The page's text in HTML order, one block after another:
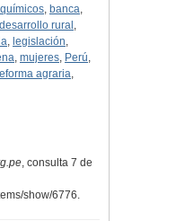
, banca,
desarrollo rural ,
, legislación,
, mujeres, Perú,
agraria,
, consulta 7 de
show/6776.